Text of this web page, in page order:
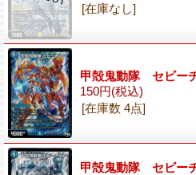
[在庫なし]
甲殻鬼動隊 セビー
150円(税込)
[在庫数 4点]
甲殻鬼動隊 セビー